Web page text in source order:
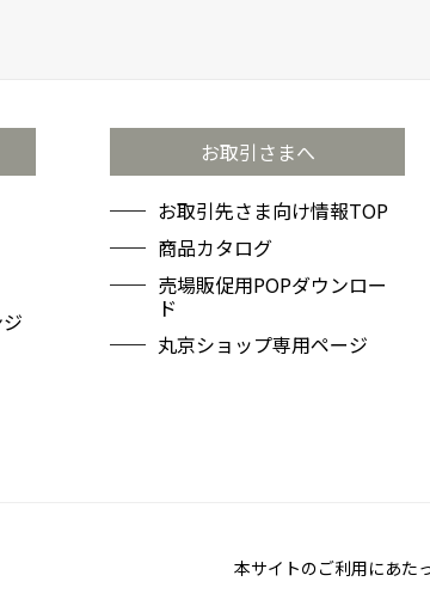
お取引さまへ
お取引先さま向け情報TOP
商品カタログ
売場販促用POPダウンロー
ド
丸京ショップ専用ページ
本サイトのご利用にあた